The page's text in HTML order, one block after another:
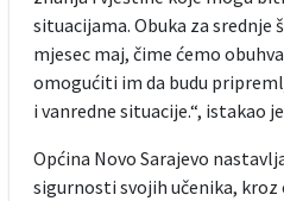
situacijama. Obuka za srednje
mjesec maj, čime ćemo
omogućiti im da budu
i vanredne situacije.“, istakao
Općina Novo Sarajevo
sigurnosti svojih učenika, kroz